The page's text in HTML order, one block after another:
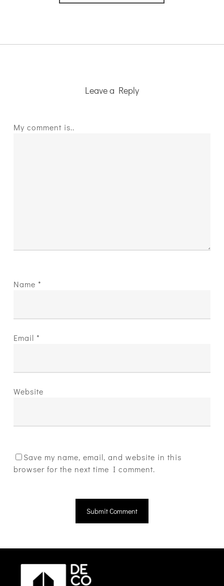
Leave a Reply
My comment is..
Name *
Email *
Website
Save my name, email, and website in this
browser for the next time I comment.